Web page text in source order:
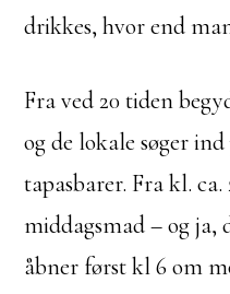
drikkes, hvor end
Fra ved 20 tiden
og de lokale søger
tapasbarer. Fra kl. ca.
middagsmad – og ja,
åbner først kl 6 om